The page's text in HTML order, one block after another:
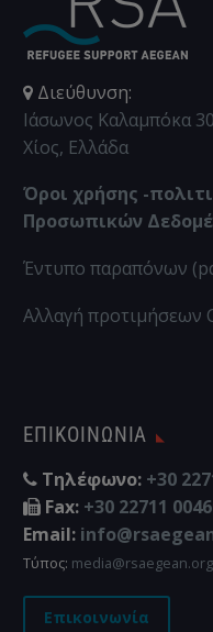
Διεύθυνση:
Ιάσωνος Καλαμπόκα
Χίος, Ελλάδα
Όροι χρήσης -
Προσωπικών
Έντυπο παραπόνων
Αλλαγή προτιμήσεων
ΕΠΙΚΟΙΝΩΝΊΑ
Τηλέφωνο: +30
Fax: +30 22711
Email:
Τύπος: media@rsaegean.org
Επικοινωνία